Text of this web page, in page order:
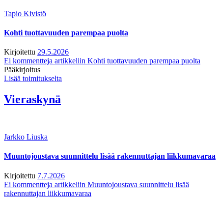
Tapio Kivistö
Kohti tuottavuuden parempaa puolta
Kirjoitettu 29.5.2026
Ei kommentteja artikkeliin Kohti tuottavuuden parempaa puolta
Pääkirjoitus
Lisää toimitukselta
Vieraskynä
Jarkko Liuska
Muuntojoustava suunnittelu lisää rakennuttajan liikkumavaraa
Kirjoitettu 7.7.2026
Ei kommentteja artikkeliin Muuntojoustava suunnittelu lisää
rakennuttajan liikkumavaraa